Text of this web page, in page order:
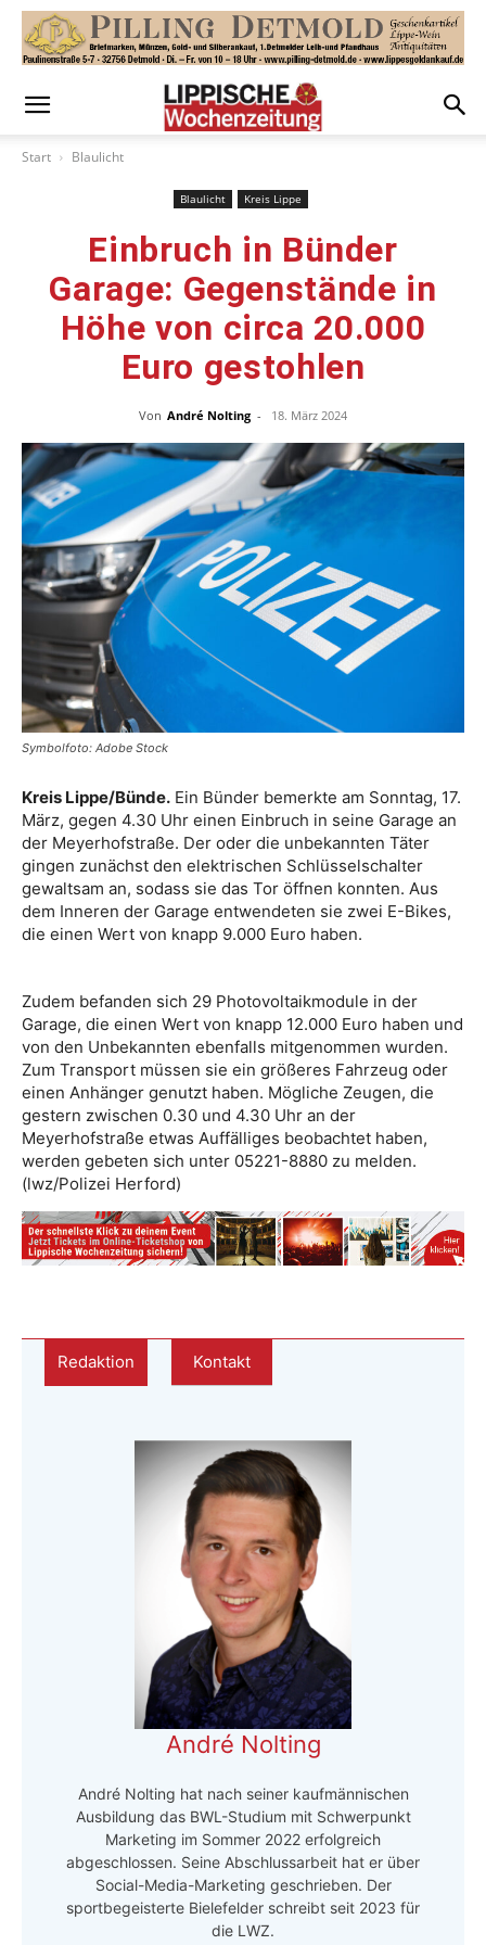
Start Blaulicht
Blaulicht Kreis Lippe
Einbruch in Bünder
Garage: Gegenstände in
Höhe von circa 20.000
Euro gestohlen
Von André Nolting - 18. März 2024
Symbolfoto: Adobe Stock
Kreis Lippe/Bünde. Ein Bünder bemerkte am Sonntag, 17.
März, gegen 4.30 Uhr einen Einbruch in seine Garage an
der Meyerhofstraße. Der oder die unbekannten Täter
gingen zunächst den elektrischen Schlüsselschalter
gewaltsam an, sodass sie das Tor öffnen konnten. Aus
dem Inneren der Garage entwendeten sie zwei E-Bikes,
die einen Wert von knapp 9.000 Euro haben.
Zudem befanden sich 29 Photovoltaikmodule in der
Garage, die einen Wert von knapp 12.000 Euro haben und
von den Unbekannten ebenfalls mitgenommen wurden.
Zum Transport müssen sie ein größeres Fahrzeug oder
einen Anhänger genutzt haben. Mögliche Zeugen, die
gestern zwischen 0.30 und 4.30 Uhr an der
Meyerhofstraße etwas Auffälliges beobachtet haben,
werden gebeten sich unter 05221-8880 zu melden.
(lwz/Polizei Herford)
Redaktion Kontakt
André Nolting
André Nolting hat nach seiner kaufmännischen
Ausbildung das BWL-Studium mit Schwerpunkt
Marketing im Sommer 2022 erfolgreich
abgeschlossen. Seine Abschlussarbeit hat er über
Social-Media-Marketing geschrieben. Der
sportbegeisterte Bielefelder schreibt seit 2023 für
die LWZ.